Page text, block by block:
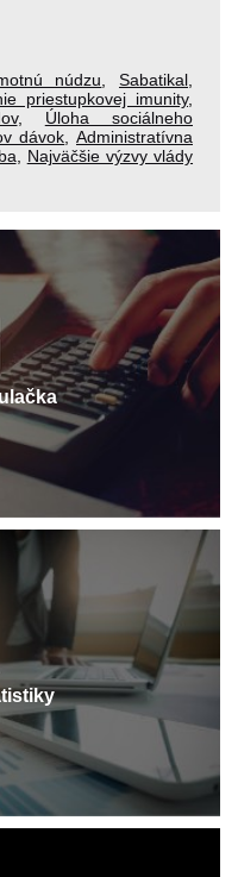
núdzu ,Sabatikal
priestupkovej imunity,
, Úloha sociálneho
dávok
Administratívna
Najväčšie výzvy vlády